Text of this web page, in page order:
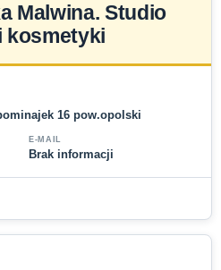
Malwina. Studio
kosmetyki
16 pow.opolski
E-MAIL
Brak informacji